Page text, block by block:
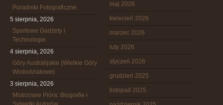
Poradniki Fotograficzne
5 sierpnia, 2026
Sportowe Gadżety i
Technologie
4 sierpnia, 2026
Góry Australijskie (Wielkie Góry
Wododziałowe)
3 sierpnia, 2026
Mistrzowie Pióra: Biografie i
maj 2026
kwiecień 2026
marzec 2026
luty 2026
styczeń 2026
grudzień 2025
listopad 2025